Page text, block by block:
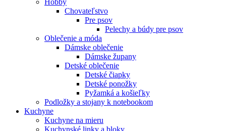
Chovateľstvo
Pre psov
Pelechy a búdy pre psov
Oblečenie a móda
Dámske oblečenie
Dámske župany
Detské oblečenie
Detské čiapky
Detské ponožky
Pyžamká a košieľky
Podložky a stojany k notebookom
Kuchyne
Kuchyne na mieru
Kuchynské linky a bloky